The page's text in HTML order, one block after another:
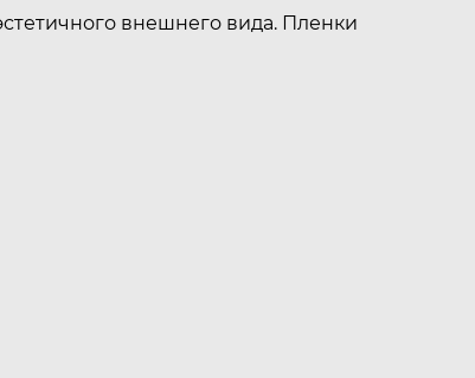
внешнего вида. Пленки